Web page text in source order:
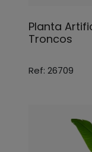
Planta
Troncos
Ref: 26709